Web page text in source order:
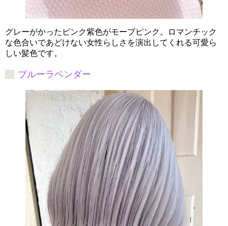
グレーがかったピンク紫色がモーブピンク。ロマンチック
な色合いであどけない女性らしさを演出してくれる可愛ら
しい髪色です。
ブルーラベンダー